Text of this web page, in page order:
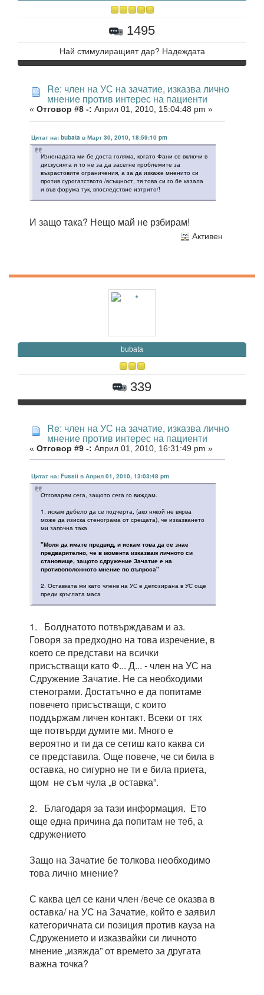
1495
Най стимулиращият дар? Надеждата
Re: член на УС на зачатие, изказва лично
мнение против интерес на пациенти
« Отговор #8 -: Април 01, 2010, 15:04:48 pm »
Цитат на: bubata в Март 30, 2010, 18:59:10 pm
Изненадата ми бе доста голяма, когато Фани се включи в
дискусията и то не за да засегне проблемите за
възрастовите ограничения, а за да изкаже мненито си
против сурогатството /всъщност, тя това си го бе казала
и във форума тук, впоследствие изтрито/!
И защо така? Нещо май не рзбирам!
Активен
bubata
339
Re: член на УС на зачатие, изказва лично
мнение против интерес на пациенти
« Отговор #9 -: Април 01, 2010, 16:31:49 pm »
Цитат на: Fussii в Април 01, 2010, 13:03:48 pm
Отговарям сега, защото сега го виждам.
1. искам дебело да се подчерта, (ако някой не вярва
може да изиска стенограма от срещата), че изказването
ми започна така
"Моля да имате предвид, и искам това да се знае
предварително, че в момента изказвам личното си
становище, защото сдружение Зачатие е на
противоположното мнение по въпроса"
2. Оставката ми като членв на УС е депозирана в УС още
преди кръглата маса
1. Болднатото потвърждавам и аз.
Говоря за предходно на това изречение, в
което се представи на всички
присъстващи като Ф... Д... - член на УС на
Сдружение Зачатие. Не са необходими
стенограми. Достатъчно е да попитаме
повечето присъстващи, с които
поддържам личен контакт. Всеки от тях
ще потвърди думите ми. Много е
вероятно и ти да се сетиш като каква си
се представила. Още повече, че си била в
оставка, но сигурно не ти е била приета,
щом не съм чула „в оставка”.
2. Благодаря за тази информация. Ето
още една причина да попитам не теб, а
сдружението
Защо на Зачатие бе толкова необходимо
това лично мнение?
С каква цел се кани член /вече се оказва в
оставка/ на УС на Зачатие, който е заявил
категоричната си позиция против кауза на
Сдружението и изказвайки си личното
мнение „изяжда” от времето за другата
важна точка?